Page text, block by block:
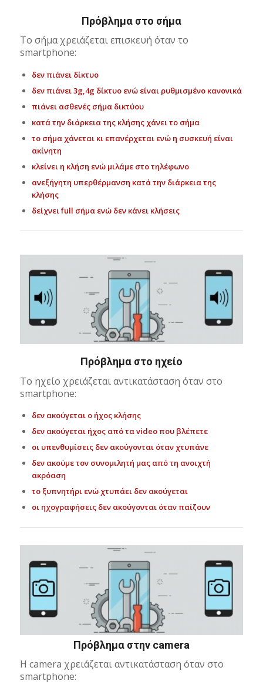
Πρόβλημα στο σήμα
Το σήμα χρειάζεται επισκευή όταν το
smartphone:
δεν πιάνει δίκτυο
δεν πιάνει 3g,4g δίκτυο ενώ είναι ρυθμισμένο κανονικά
πιάνει ασθενές σήμα δικτύου
κατά την διάρκεια της κλήσης χάνει το σήμα
το σήμα χάνεται κι επανέρχεται ενώ η συσκευή είναι
ακίνητη
κλείνει η κλήση ενώ μιλάμε στο τηλέφωνο
ανεξήγητη υπερθέρμανση κατά την διάρκεια της
κλήσης
δείχνει full σήμα ενώ δεν κάνει κλήσεις
Πρόβλημα στο ηχείο
Το ηχείο χρειάζεται αντικατάσταση όταν στο
smartphone:
δεν ακούγεται ο ήχος κλήσης
δεν ακούγεται ήχος από τα video που βλέπετε
οι υπενθυμίσεις δεν ακούγονται όταν χτυπάνε
δεν ακούμε τον συνομιλητή μας από τη ανοιχτή
ακρόαση
το ξυπνητήρι ενώ χτυπάει δεν ακούγεται
οι ηχογραφήσεις δεν ακούγονται όταν παίζουν
Πρόβλημα στην camera
Η camera χρειάζεται αντικατάσταση όταν στο
smartphone: